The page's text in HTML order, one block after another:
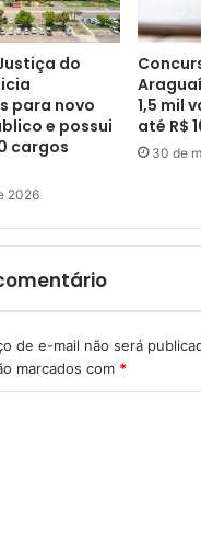
do
para novo
e possui
cargos
2026
1,5 mil
até R$
30 de
de e-mail não será
marcados com *